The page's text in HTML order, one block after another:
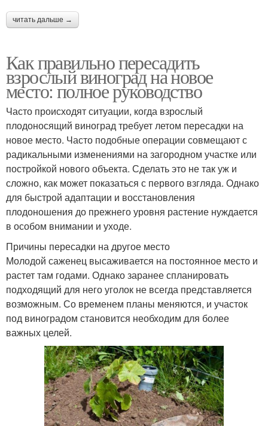
читать дальше →
Как правильно пересадить
взрослый виноград на новое
место: полное руководство
Часто происходят ситуации, когда взрослый
плодоносящий виноград требует летом пересадки на
новое место. Часто подобные операции совмещают с
радикальными изменениями на загородном участке или
постройкой нового объекта. Сделать это не так уж и
сложно, как может показаться с первого взгляда. Однако
для быстрой адаптации и восстановления
плодоношения до прежнего уровня растение нуждается
в особом внимании и уходе.
Причины пересадки на другое место
Молодой саженец высаживается на постоянное место и
растет там годами. Однако заранее спланировать
подходящий для него уголок не всегда представляется
возможным. Со временем планы меняются, и участок
под виноградом становится необходим для более
важных целей.